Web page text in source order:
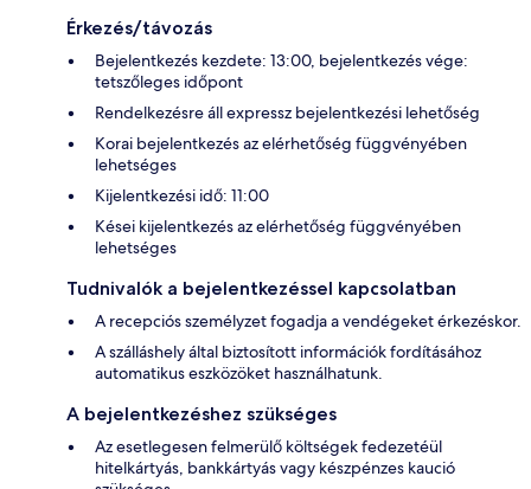
Érkezés/távozás
Bejelentkezés kezdete: 13:00, bejelentkezés vége:
tetszőleges időpont
Rendelkezésre áll expressz bejelentkezési lehetőség
Korai bejelentkezés az elérhetőség függvényében
lehetséges
Kijelentkezési idő: 11:00
Kései kijelentkezés az elérhetőség függvényében
lehetséges
Tudnivalók a bejelentkezéssel kapcsolatban
A recepciós személyzet fogadja a vendégeket érkezéskor.
A szálláshely által biztosított információk fordításához
automatikus eszközöket használhatunk.
A bejelentkezéshez szükséges
Az esetlegesen felmerülő költségek fedezetéül
hitelkártyás, bankkártyás vagy készpénzes kaució